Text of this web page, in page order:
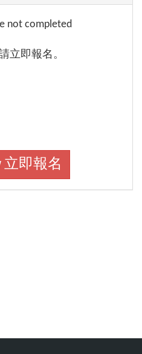
not completed
立即報名。